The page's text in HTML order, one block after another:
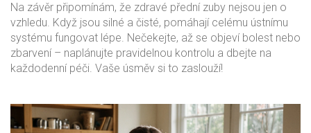
Na závěr připomínám, že zdravé přední zuby nejsou jen o
vzhledu. Když jsou silné a čisté, pomáhají celému ústnímu
systému fungovat lépe. Nečekejte, až se objeví bolest nebo
zbarvení – naplánujte pravidelnou kontrolu a dbejte na
každodenní péči. Vaše úsměv si to zaslouží!